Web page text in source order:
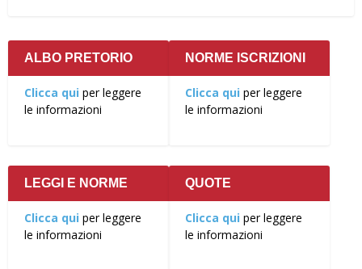
ALBO PRETORIO
Clicca qui per leggere
le informazioni
NORME ISCRIZIONI
Clicca qui per leggere
le informazioni
LEGGI E NORME
Clicca qui per leggere
le informazioni
QUOTE
Clicca qui per leggere
le informazioni